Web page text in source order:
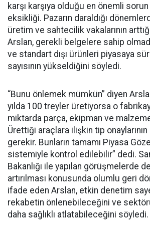
karşı karşıya olduğu en önemli
eksikliği. Pazarın daraldığı
üretim ve sahtecilik vakalarının
Arslan, gerekli belgelere sahip
ve standart dışı ürünleri piyasaya
sayısının yükseldiğini söyledi.
“Bunu önlemek mümkün” diyen
yılda 100 treyler üretiyorsa o
miktarda parça, ekipman ve
Ürettiği araçlara ilişkin tip
gerekir. Bunların tamamı Piyasa
sistemiyle kontrol edilebilir” dedi.
Bakanlığı ile yapılan görüşmelerde
artırılması konusunda olumlu geri
ifade eden Arslan, etkin denetim
rekabetin önlenebileceğini ve
daha sağlıklı atlatabileceğini söyledi.